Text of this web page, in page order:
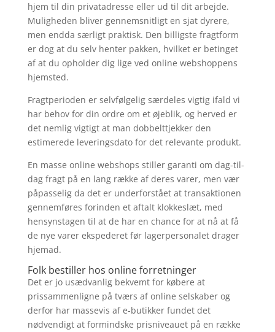
hjem til din privatadresse eller ud til dit arbejde.
Muligheden bliver gennemsnitligt en sjat dyrere,
men endda særligt praktisk. Den billigste fragtform
er dog at du selv henter pakken, hvilket er betinget
af at du opholder dig lige ved online webshoppens
hjemsted.
Fragtperioden er selvfølgelig særdeles vigtig ifald vi
har behov for din ordre om et øjeblik, og herved er
det nemlig vigtigt at man dobbelttjekker den
estimerede leveringsdato for det relevante produkt.
En masse online webshops stiller garanti om dag-til-
dag fragt på en lang række af deres varer, men vær
påpasselig da det er underforstået at transaktionen
gennemføres forinden et aftalt klokkeslæt, med
hensynstagen til at de har en chance for at nå at få
de nye varer ekspederet før lagerpersonalet drager
hjemad.
Folk bestiller hos online forretninger
Det er jo usædvanlig bekvemt for købere at
prissammenligne på tværs af online selskaber og
derfor har massevis af e-butikker fundet det
nødvendigt at formindske prisniveauet på en række